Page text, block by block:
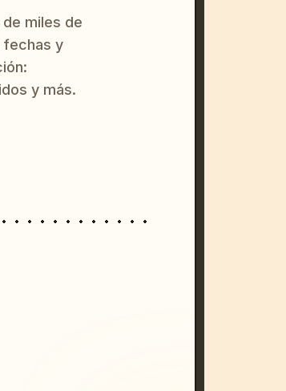
miles de
fechas y
y más.